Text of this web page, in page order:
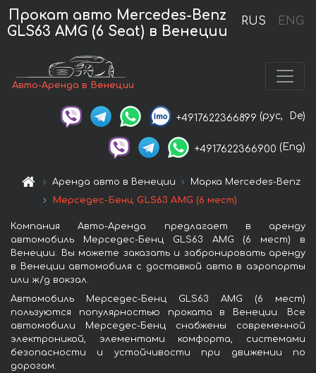
RUS ENG
Прокат авто Mercedes-Benz
GLS63 AMG (6 Seat) в Венеции
Авто-Аренда в Венеции
+4917622366899 (рус, De)
+4917622366900 (Eng)
Аренда авто в Венеции
Марка Mercedes-Benz
Мерседес-Бенц GLS63 AMG (6 мест)
Компания Авто-Аренда предлагает в аренду
автомобиль Мерседес-Бенц GLS63 AMG (6 мест) в
Венеции. Вы можете заказать и забронировать аренду
в Венеции автомобиля с доставкой авто в аэропорты
или ж/д вокзал.
Автомобиль Мерседес-Бенц GLS63 AMG (6 мест)
пользуются популярностью проката в Венеции. Все
автомобили Мерседес-Бенц снабжены современной
электроникой, элементами комфорта, системами
безопасности и устойчивости при движении по
дорогам.